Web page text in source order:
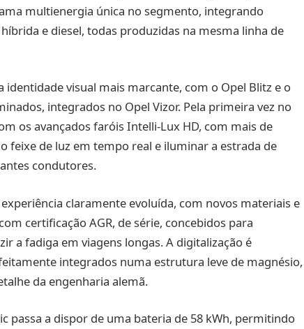
multienergia única no segmento, integrando
e diesel, todas produzidas na mesma linha de
visual mais marcante, com o Opel Blitz e o
integrados no Opel Vizor. Pela primeira vez no
os avançados faróis Intelli‑Lux HD, com mais de
feixe de luz em tempo real e iluminar a estrada de
condutores.
claramente evoluída, com novos materiais e
certificação AGR, de série, concebidos para
a fadiga em viagens longas. A digitalização é
integrados numa estrutura leve de magnésio,
da engenharia alemã.
passa a dispor de uma bateria de 58 kWh, permitindo